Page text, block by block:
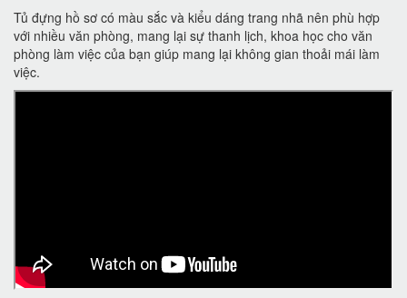
Tủ đựng hồ sơ có màu sắc và kiểu dáng trang nhã nên phù hợp
với nhiều văn phòng, mang lại sự thanh lịch, khoa học cho văn
phòng làm việc của bạn giúp mang lại không gian thoải mái làm
việc.